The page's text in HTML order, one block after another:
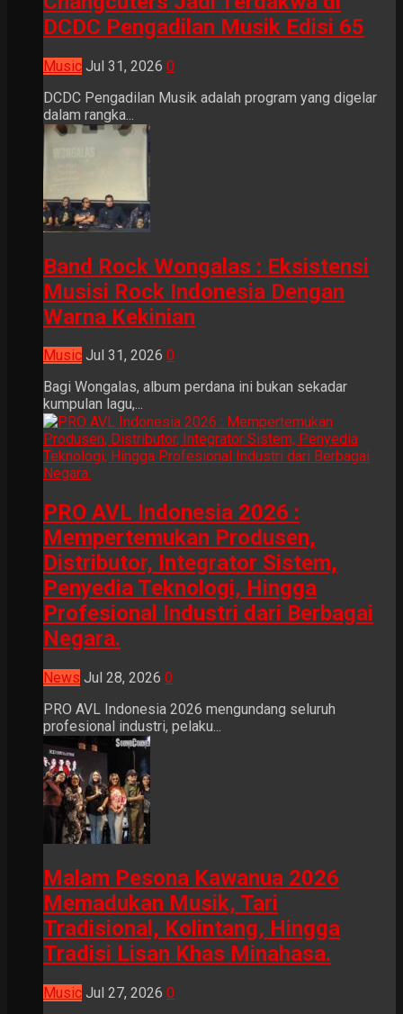
DCDC Pengadilan Musik Edisi 65
Music Jul 31, 2026 0
DCDC Pengadilan Musik adalah program yang digelar
dalam rangka...
Band Rock Wongalas : Eksistensi
Musisi Rock Indonesia Dengan
Warna Kekinian
Music Jul 31, 2026 0
Bagi Wongalas, album perdana ini bukan sekadar
kumpulan lagu,...
PRO AVL Indonesia 2026 :
Mempertemukan Produsen,
Distributor, Integrator Sistem,
Penyedia Teknologi, Hingga
Profesional Industri dari Berbagai
Negara.
News Jul 28, 2026 0
PRO AVL Indonesia 2026 mengundang seluruh
profesional industri, pelaku...
Malam Pesona Kawanua 2026
Memadukan Musik, Tari
Tradisional, Kolintang, Hingga
Tradisi Lisan Khas Minahasa.
Music Jul 27, 2026 0